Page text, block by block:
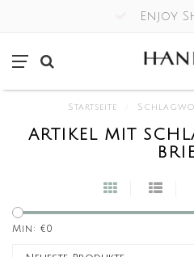
Enjoy
Startseite
ARTIKEL MIT
Min: €0